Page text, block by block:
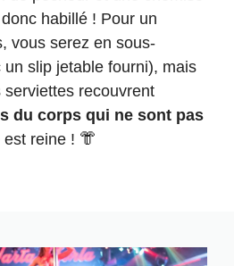
habillé ! Pour un
vous serez en sous-
slip jetable fourni), mais
recouvrent
du corps qui ne sont pas
est reine ! 👘